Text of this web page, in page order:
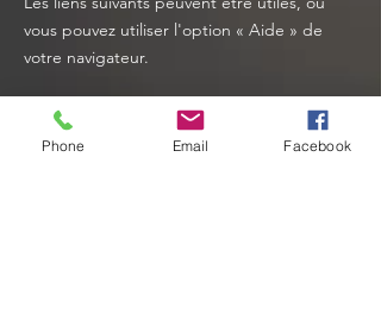
vous pouvez utiliser l'option « Aide » de
votre navigateur.
Paramètres des cookies dans Firefox
Paramètres des cookies dans Internet
Phone Email Facebook